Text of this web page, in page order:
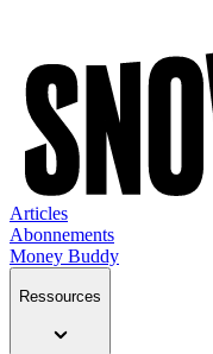
Articles
Abonnements
Money Buddy
Ressources